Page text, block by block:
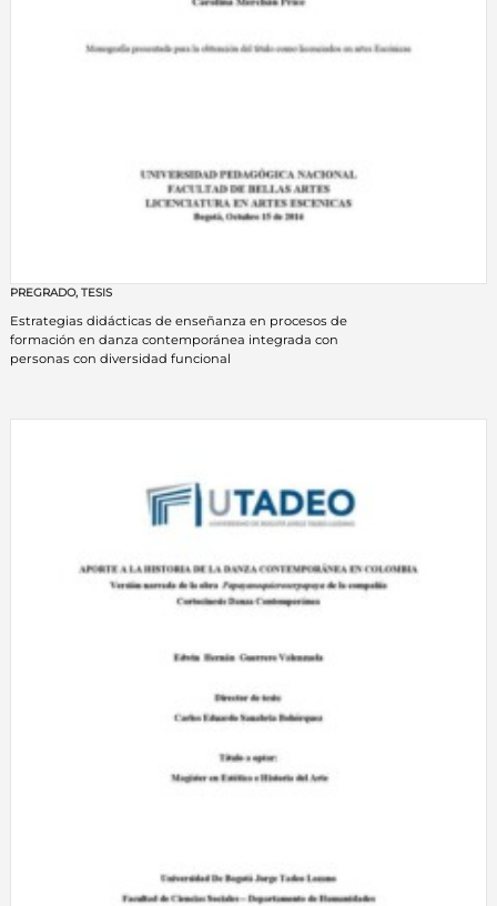
PREGRADO, TESIS
Estrategias didácticas de enseñanza en procesos de
formación en danza contemporánea integrada con
personas con diversidad funcional